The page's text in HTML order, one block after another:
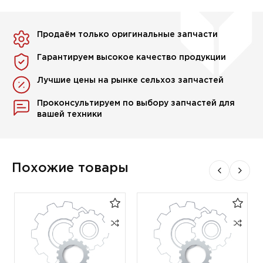
Продаём только оригинальные запчасти
Гарантируем высокое качество продукции
Лучшие цены на рынке сельхоз запчастей
Проконсультируем по выбору запчастей для
вашей техники
Похожие товары